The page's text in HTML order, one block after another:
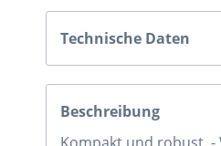
Technische Daten
Beschreibung